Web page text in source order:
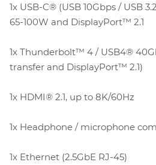
1x USB-C® (USB 10Gbps / USB
65-100W and DisplayPort™ 2.1
1x Thunderbolt™ 4 / USB4®
transfer and DisplayPort™ 2.1)
1x HDMI® 2.1, up to 8K/60Hz
1x Headphone / microphone
1x Ethernet (2.5GbE RJ-45)